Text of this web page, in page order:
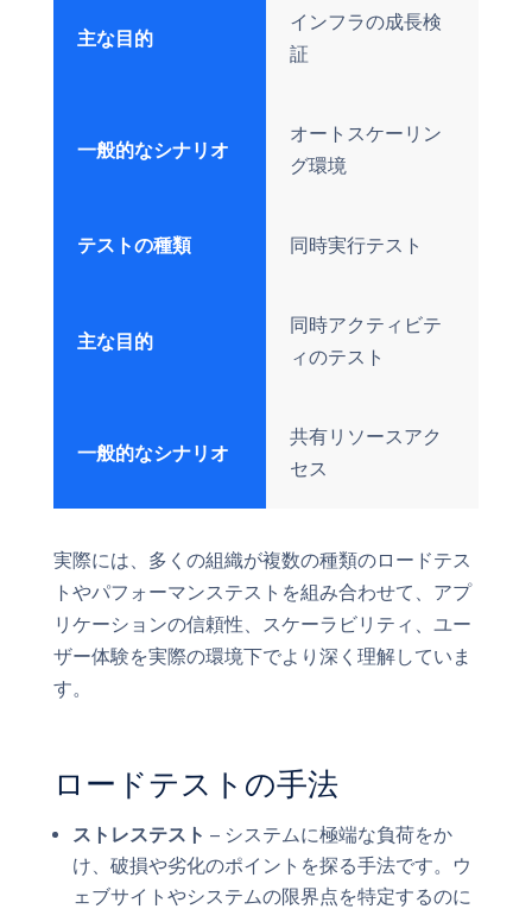
主な目的
インフラの成長検
証
一般的なシナリオ
オートスケーリン
グ環境
テストの種類 同時実行テスト
主な目的
同時アクティビテ
ィのテスト
一般的なシナリオ
共有リソースアク
セス
実際には、多くの組織が複数の種類のロードテス
トやパフォーマンステストを組み合わせて、アプ
リケーションの信頼性、スケーラビリティ、ユー
ザー体験を実際の環境下でより深く理解していま
す。
ロードテストの手法
ストレステスト – システムに極端な負荷をか
け、破損や劣化のポイントを探る手法です。ウ
ェブサイトやシステムの限界点を特定するのに